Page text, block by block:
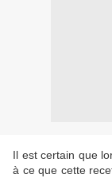
Il est certain que
à ce que cette